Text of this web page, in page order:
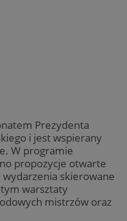
Prezydenta
i jest wspierany
W programie
propozycje otwarte
wydarzenia skierowane
warsztaty
mistrzów oraz